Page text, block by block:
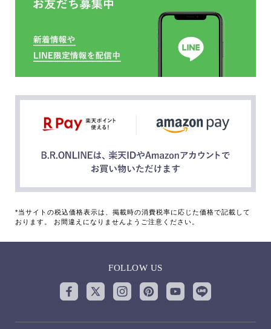
*当サイトの税込価格表示は、掲載時の消費税率に応じた価格で記載して
おります。 お間違えになりませんようご注意ください。
FOLLOW US